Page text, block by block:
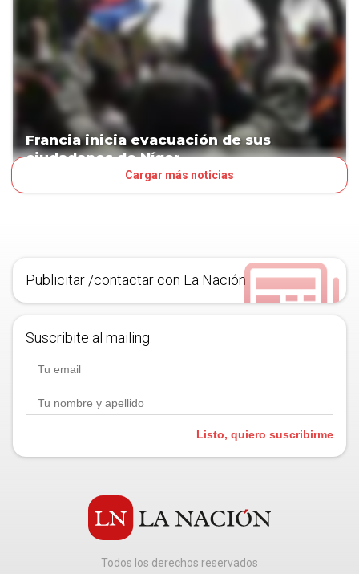
Francia inicia evacuación de sus
ciudadanos de Níger
Cargar más noticias
Publicitar /contactar con La Nación
Suscribite al mailing.
Listo, quiero suscribirme
Todos los derechos reservados